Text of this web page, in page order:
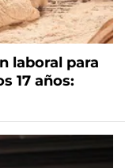
laboral para
17 años: